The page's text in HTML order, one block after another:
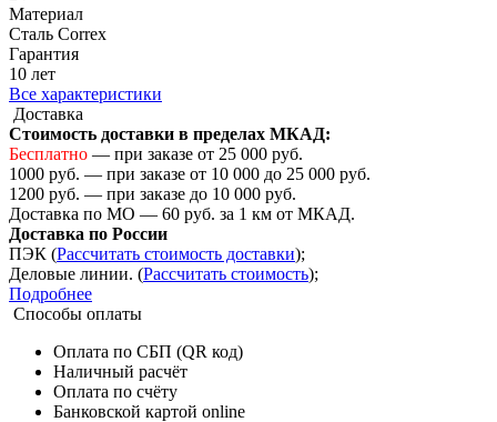
Материал
Сталь Correx
Гарантия
10 лет
Все характеристики
Доставка
Стоимость доставки в пределах МКАД:
Бесплатно — при заказе от 25 000 руб.
1000 руб. — при заказе от 10 000 до 25 000 руб.
1200 руб. — при заказе до 10 000 руб.
Доставка по МО — 60 руб. за 1 км от МКАД.
Доставка по России
ПЭК (Рассчитать стоимость доставки);
Деловые линии. (Рассчитать стоимость);
Подробнее
Способы оплаты
Оплата по СБП (QR код)
Наличный расчёт
Оплата по счёту
Банковской картой online